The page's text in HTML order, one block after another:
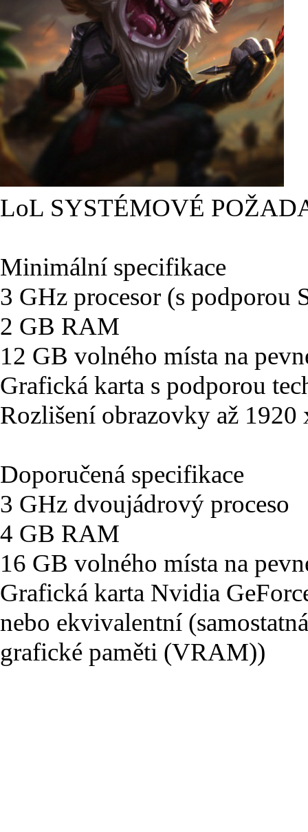
LoL SYSTÉMOVÉ
Minimální specifikace
3 GHz procesor (s podporou
2 GB RAM
12 GB volného místa na
Grafická karta s podporou
Rozlišení obrazovky až 1920
Doporučená specifikace
3 GHz dvoujádrový proceso
4 GB RAM
16 GB volného místa na
Grafická karta Nvidia
nebo ekvivalentní
grafické paměti (VRAM))